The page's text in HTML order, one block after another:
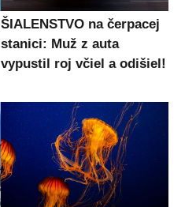
ŠIALENSTVO na čerpacej
stanici: Muž z auta
vypustil roj včiel a odišiel!